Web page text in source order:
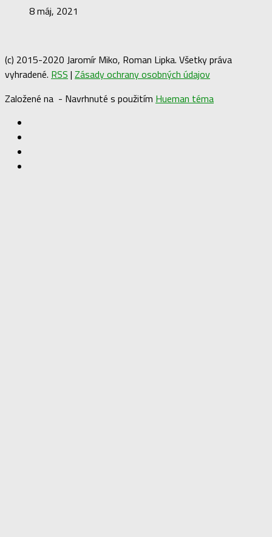
8 máj, 2021
(c) 2015-2020 Jaromír Miko, Roman Lipka. Všetky práva
vyhradené. RSS | Zásady ochrany osobných údajov
Založené na - Navrhnuté s použitím Hueman téma